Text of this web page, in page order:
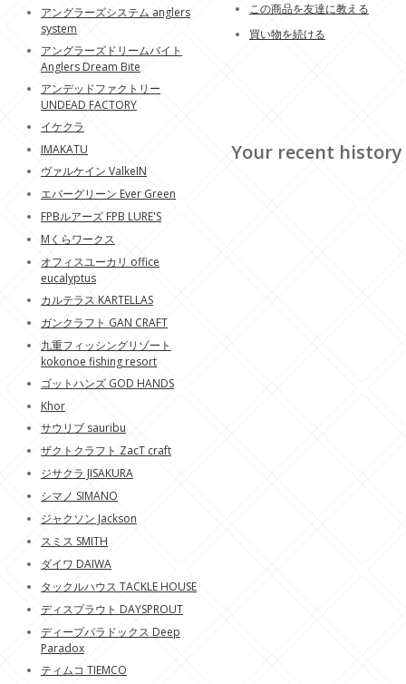
この商品を友達に教える
買い物を続ける
Your recent history
アングラーズシステム anglers
system
アングラーズドリームバイト
Anglers Dream Bite
アンデッドファクトリー
UNDEAD FACTORY
イケクラ
IMAKATU
ヴァルケイン ValkeIN
エバーグリーン Ever Green
FPBルアーズ FPB LURE'S
Mくらワークス
オフィスユーカリ office
eucalyptus
カルテラス KARTELLAS
ガンクラフト GAN CRAFT
九重フィッシングリゾート
kokonoe fishing resort
ゴットハンズ GOD HANDS
Khor
サウリブ sauribu
ザクトクラフト ZacT craft
ジサクラ JISAKURA
シマノ SIMANO
ジャクソン Jackson
スミス SMITH
ダイワ DAIWA
タックルハウス TACKLE HOUSE
ディスプラウト DAYSPROUT
ディープパラドックス Deep
Paradox
ティムコ TIEMCO